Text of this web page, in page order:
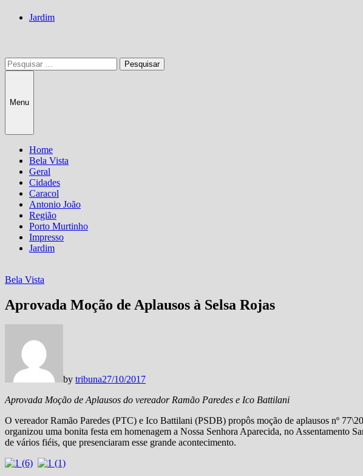
Jardim
Pesquisar
por:
Menu
Home
Bela Vista
Geral
Cidades
Caracol
Antonio João
Região
Porto Murtinho
Impresso
Jardim
Bela Vista
Aprovada Moção de Aplausos à Selsa Rojas
by tribuna27/10/2017
Aprovada Moção de Aplausos do vereador Ramão Paredes e Ico Battilani
O vereador Ramão Paredes (PTC) e Ico Battilani (PSDB) propôs moção de aplausos nº
organizou uma bonita festa em homenagem a Nossa Senhora Aparecida, no Assentamento
de vários fiéis, que presenciaram esse grande acontecimento.